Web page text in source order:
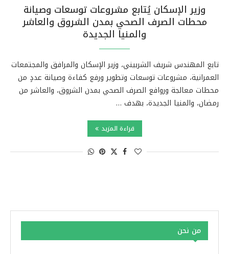
وزير الإسكان يُتابع مشروعات توسعات وصيانة
محطات الصرف الصحي بمدن الشروق والعاشر
والمنيا الجديدة
تابع المهندس شريف الشربيني، وزير الإسكان والمرافق والمجتمعات
العمرانية، مشروعات توسعات وتطوير ورفع كفاءة وصيانة عددٍ من
محطات معالجة وروافع الصرف الصحي بمدن الشروق، والعاشر من
رمضان، والمنيا الجديدة، بهدف …
قراءة المزيد
من نحن